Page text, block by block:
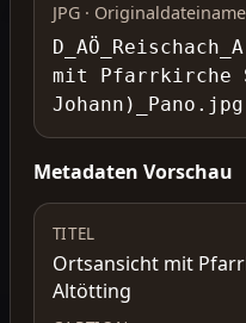
JPG · Originaldateiname
mit Pfarrkirche
Johann)_Pano.jpg
Metadaten Vorschau
TITEL
Ortsansicht mit
Altötting